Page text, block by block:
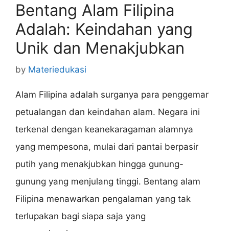
Bentang Alam Filipina
Adalah: Keindahan yang
Unik dan Menakjubkan
by Materiedukasi
Alam Filipina adalah surganya para penggemar
petualangan dan keindahan alam. Negara ini
terkenal dengan keanekaragaman alamnya
yang mempesona, mulai dari pantai berpasir
putih yang menakjubkan hingga gunung-
gunung yang menjulang tinggi. Bentang alam
Filipina menawarkan pengalaman yang tak
terlupakan bagi siapa saja yang